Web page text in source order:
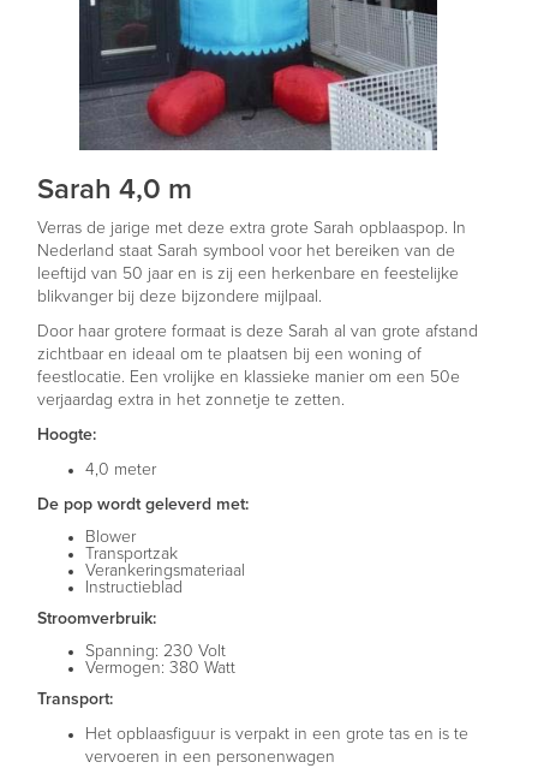
Sarah 4,0 m
Verras de jarige met deze extra grote Sarah opblaaspop. In
Nederland staat Sarah symbool voor het bereiken van de
leeftijd van 50 jaar en is zij een herkenbare en feestelijke
blikvanger bij deze bijzondere mijlpaal.
Door haar grotere formaat is deze Sarah al van grote afstand
zichtbaar en ideaal om te plaatsen bij een woning of
feestlocatie. Een vrolijke en klassieke manier om een 50e
verjaardag extra in het zonnetje te zetten.
Hoogte:
4,0 meter
De pop wordt geleverd met:
Blower
Transportzak
Verankeringsmateriaal
Instructieblad
Stroomverbruik:
Spanning: 230 Volt
Vermogen: 380 Watt
Transport:
Het opblaasfiguur is verpakt in een grote tas en is te
vervoeren in een personenwagen